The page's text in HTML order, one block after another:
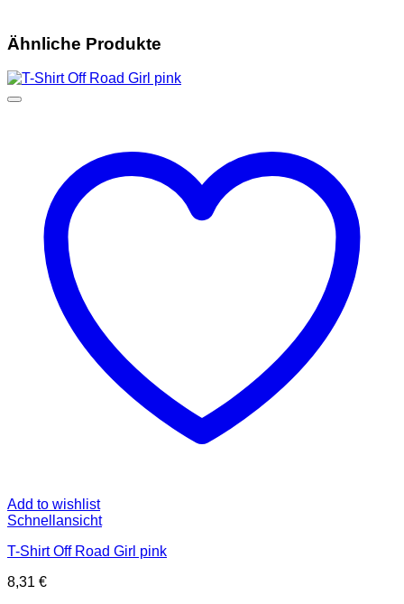
Ähnliche Produkte
Add to wishlist
Schnellansicht
T-Shirt Off Road Girl pink
8,31 €